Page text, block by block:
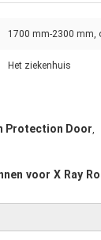
1700 mm-2300 mm,
Het ziekenhuis
Protection Door,
voor X Ray